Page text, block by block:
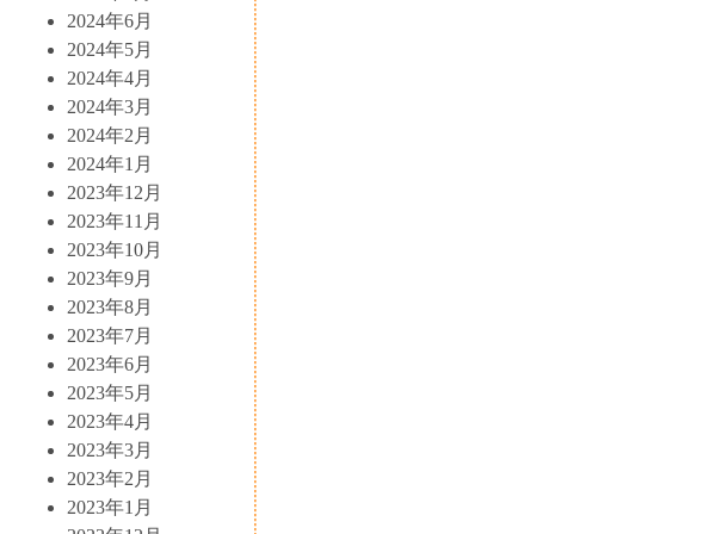
2024年6月
2024年5月
2024年4月
2024年3月
2024年2月
2024年1月
2023年12月
2023年11月
2023年10月
2023年9月
2023年8月
2023年7月
2023年6月
2023年5月
2023年4月
2023年3月
2023年2月
2023年1月